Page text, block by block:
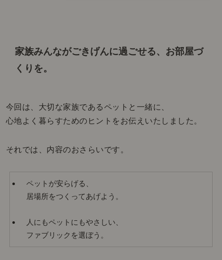
家族みんながごきげんに過ごせる、お部屋づ
くりを。
今回は、大切な家族であるペットと一緒に、
心地よく暮らすためのヒントをお伝えいたしました。
それでは、内容のおさらいです。
ペットが安らげる、
居場所をつくってあげよう。
人にもペットにもやさしい、
ファブリックを選ぼう。